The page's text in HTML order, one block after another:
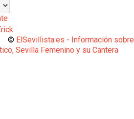
ElSevillista.es - Información sobre
Sevilla Femenino y su Cantera